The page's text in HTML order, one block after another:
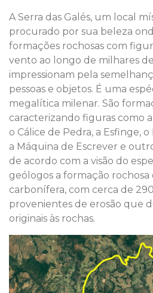
A Serra das Galés, um local
procurado por sua beleza
formações rochosas com
vento ao longo de milhares
impressionam pela
pessoas e objetos. É uma
megalítica milenar. São
caracterizando figuras como
o Cálice de Pedra, a Esfinge,
a Máquina de Escrever e
de acordo com a visão do
geólogos a formação
carbonífera, com cerca de
provenientes de erosão que
originais às rochas.